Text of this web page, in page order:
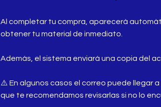
Al completar tu compra, aparecerá
obtener tu material de inmediato.
Además, el sistema enviará una copia del
⚠️ En algunos casos el correo puede llegar
que te recomendamos revisarlas si no lo